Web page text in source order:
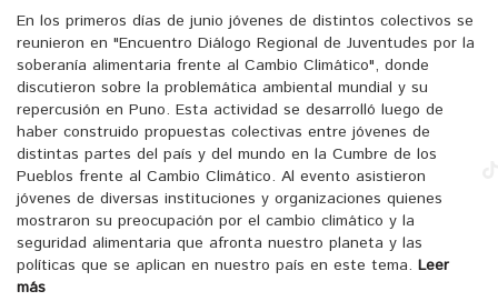
En los primeros días de junio jóvenes de distintos colectivos se
reunieron en "Encuentro Diálogo Regional de Juventudes por la
soberanía alimentaria frente al Cambio Climático", donde
discutieron sobre la problemática ambiental mundial y su
repercusión en Puno. Esta actividad se desarrolló luego de
haber construido propuestas colectivas entre jóvenes de
distintas partes del país y del mundo en la Cumbre de los
Pueblos frente al Cambio Climático. Al evento asistieron
jóvenes de diversas instituciones y organizaciones quienes
mostraron su preocupación por el cambio climático y la
seguridad alimentaria que afronta nuestro planeta y las
políticas que se aplican en nuestro país en este tema. Leer
más